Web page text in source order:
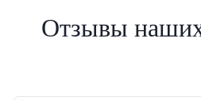
Отзывы